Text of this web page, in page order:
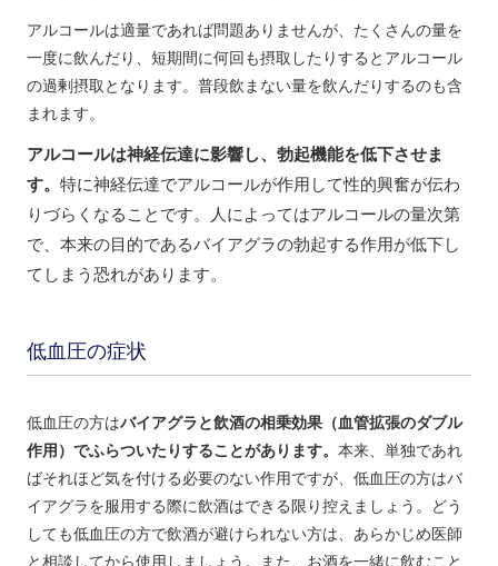
アルコールは適量であれば問題ありませんが、たくさんの量を
一度に飲んだり、短期間に何回も摂取したりするとアルコール
の過剰摂取となります。普段飲まない量を飲んだりするのも含
まれます。
アルコールは神経伝達に影響し、勃起機能を低下させま
す。 特に神経伝達でアルコールが作用して性的興奮が伝わ
りづらくなることです。人によってはアルコールの量次第
で、本来の目的であるバイアグラの勃起する作用が低下し
てしまう恐れがあります。
低血圧の症状
低血圧の方はバイアグラと飲酒の相乗効果（血管拡張のダブル
作用）でふらついたりすることがあります。 本来、単独であれ
ばそれほど気を付ける必要のない作用ですが、低血圧の方はバ
イアグラを服用する際に飲酒はできる限り控えましょう。どう
しても低血圧の方で飲酒が避けられない方は、あらかじめ医師
と相談してから使用しましょう。また、お酒を一緒に飲むこと